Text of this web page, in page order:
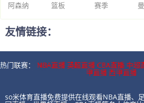
阿森纳
篮板 赛季
友情链接：
热门联赛： NBA直播 英超直播 CBA直播 中超
甲直播 西甲直播
so米体育直播免费提供在线观看NBA直播、